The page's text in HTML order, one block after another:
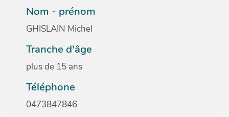
Nom - prénom
GHISLAIN Michel
Tranche d'âge
plus de 15 ans
Téléphone
0473847846